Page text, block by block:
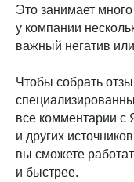
Это занимает
у компании
важный негатив
Чтобы собрать
все комментарии с
и других
вы сможете
и быстрее.